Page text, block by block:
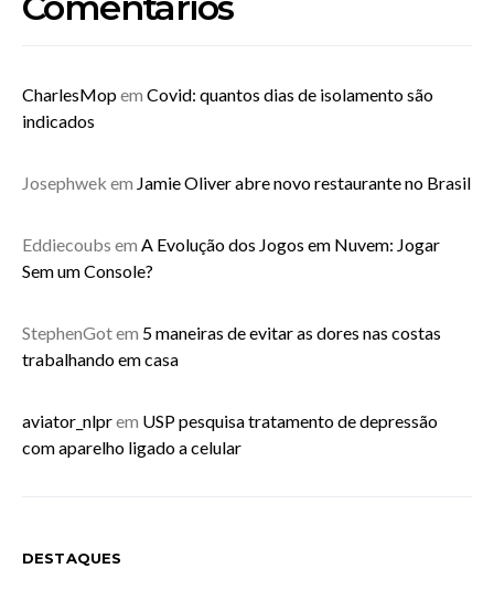
CharlesMopem Covid: quantos dias de isolamento são
indicados
Josephwek em Jamie Oliver abre novo restaurante no Brasil
Eddiecoubs em A Evolução dos Jogos em Nuvem: Jogar
Sem um Console?
StephenGotem 5 maneiras de evitar as dores nas costas
trabalhando em casa
aviator_nlprem USP pesquisa tratamento de depressão
com aparelho ligado a celular
DESTAQUES